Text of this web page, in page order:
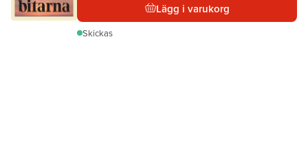
Lägg i varukorg
Skickas